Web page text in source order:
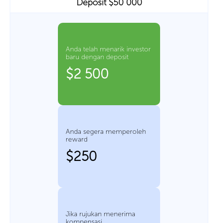
Deposit $50 000
Anda telah menarik investor
baru dengan deposit
$2 500
Anda segera memperoleh
reward
$250
Jika rujukan menerima